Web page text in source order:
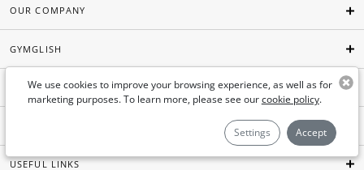
We use cookies to improve your browsing experience, as well as for
marketing purposes. To learn more, please see ourcookie policy.
Settings Accept
OUR COMPANY
GYMGLISH
AIMIGO COACH
USEFUL LINKS